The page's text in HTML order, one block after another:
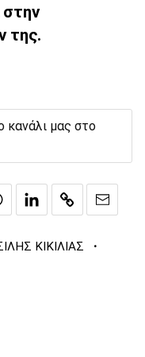
στην
της.
κανάλι μας στο
ΚΙΚΙΛΙΑΣ ·